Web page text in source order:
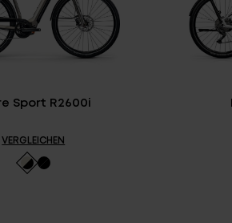
Sport R2600i
VERGLEICHEN